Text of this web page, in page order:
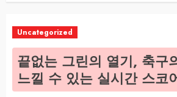
Uncategorized
끝없는 그린의 열기, 축구
느낄 수 있는 실시간 스코